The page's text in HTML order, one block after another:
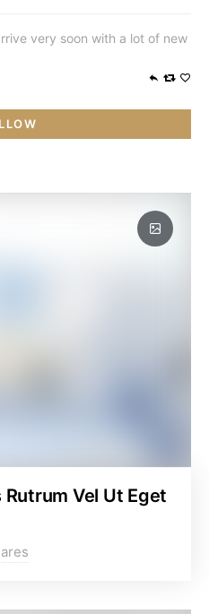
very soon with a lot of new
Vel Ut Eget